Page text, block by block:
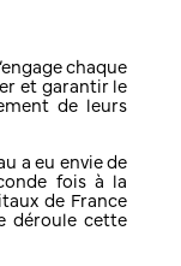
chaque
et garantir le
de leurs
a eu envie de
fois à la
de France
déroule cette